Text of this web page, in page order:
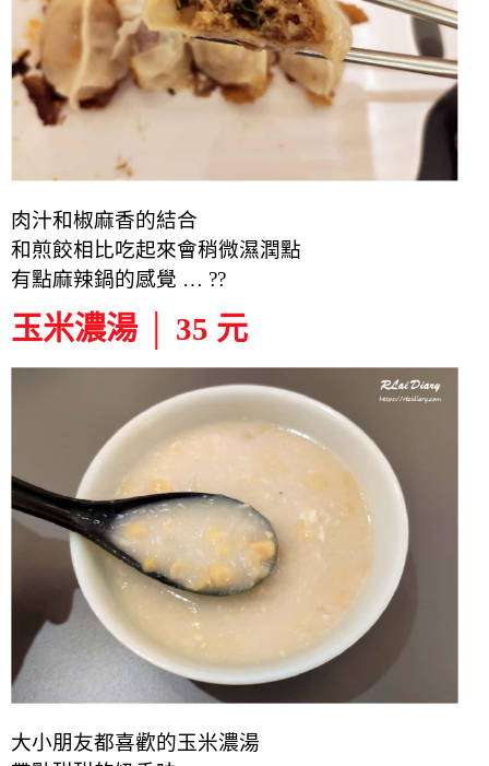
肉汁和椒麻香的結合
和煎餃相比吃起來會稍微濕潤點
有點麻辣鍋的感覺 … ??
玉米濃湯 │ 35 元
大小朋友都喜歡的玉米濃湯